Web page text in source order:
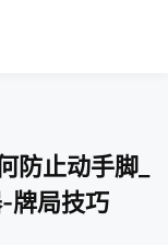
防止动手脚_
牌局技巧